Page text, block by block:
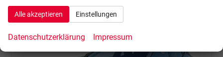
Alle akzeptieren Einstellungen
Datenschutzerklärung Impressum